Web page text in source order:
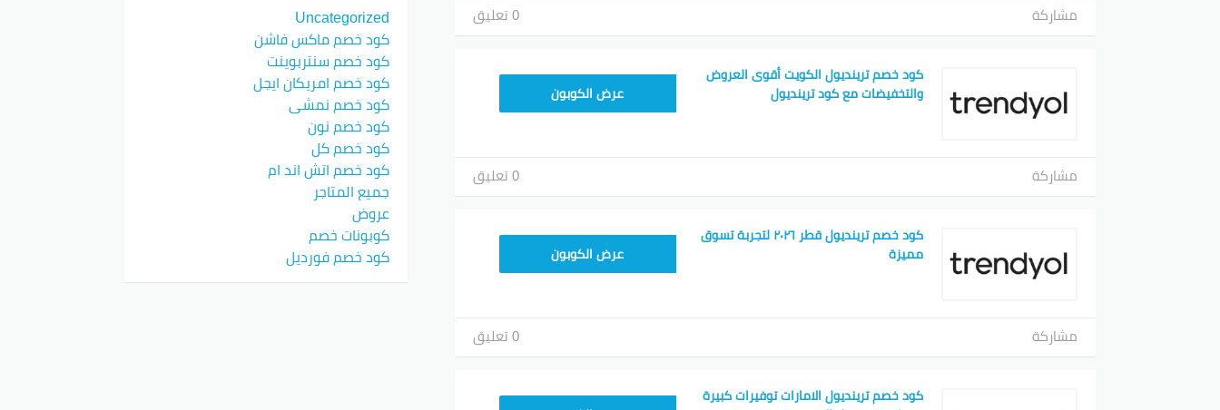
مشاركة 0 تعليق
كود خصم ترينديول الكويت أقوى العروض
والتخفيضات مع كود ترينديول
عرض الكوبون
مشاركة 0 تعليق
كود خصم ترينديول قطر ٢٠٢٦ لتجربة تسوق
مميزة
عرض الكوبون
مشاركة 0 تعليق
كود خصم ترينديول الامارات توفيرات كبيرة
Uncategorized
كود خصم ماكس فاشن
كود خصم سنتربوينت
كود خصم امريكان ايجل
كود خصم نمشي
كود خصم نون
كود خصم كل
كود خصم اتش اند ام
جميع المتاجر
عروض
كوبونات خصم
كود خصم فورديل